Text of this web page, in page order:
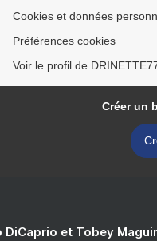
Cookies et données
Préférences cookies
Voir le profil de
Créer un
DiCaprio et Tobey